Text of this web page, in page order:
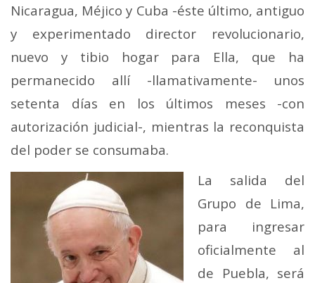
Nicaragua, Méjico y Cuba -éste último, antiguo
y experimentado director revolucionario,
nuevo y tibio hogar para Ella, que ha
permanecido allí -llamativamente- unos
setenta días en los últimos meses -con
autorización judicial-, mientras la reconquista
del poder se consumaba.
La salida del
Grupo de Lima,
para ingresar
oficialmente al
de Puebla, será